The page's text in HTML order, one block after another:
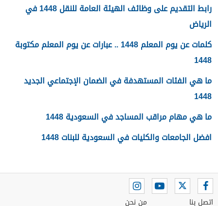
رابط التقديم على وظائف الهيئة العامة للنقل 1448 في
الرياض
كلمات عن يوم المعلم 1448 .. عبارات عن يوم المعلم مكتوبة
1448
ما هي الفئات المستهدفة في الضمان الإجتماعي الجديد
1448
ما هي مهام مراقب المساجد في السعودية 1448
افضل الجامعات والكليات في السعودية للبنات 1448
اتصل بنا من نحن